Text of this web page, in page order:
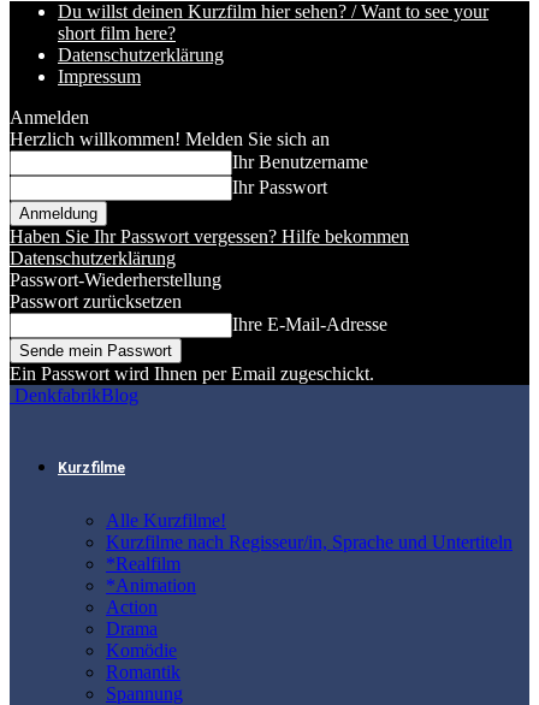
Du willst deinen Kurzfilm hier sehen? / Want to see your
short film here?
Datenschutzerklärung
Impressum
Anmelden
Herzlich willkommen! Melden Sie sich an
Ihr Benutzername
Ihr Passwort
Haben Sie Ihr Passwort vergessen? Hilfe bekommen
Datenschutzerklärung
Passwort-Wiederherstellung
Passwort zurücksetzen
Ihre E-Mail-Adresse
Ein Passwort wird Ihnen per Email zugeschickt.
DenkfabrikBlog
Kurzfilme
Alle Kurzfilme!
Kurzfilme nach Regisseur/in, Sprache und Untertiteln
*Realfilm
*Animation
Action
Drama
Komödie
Romantik
Spannung